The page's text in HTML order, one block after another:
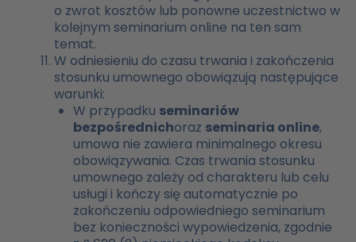
o zwrot kosztów lub ponowne uczestnictwo w
kolejnym seminarium online na ten sam
temat.
W odniesieniu do czasu trwania i zakończenia
stosunku umownego obowiązują następujące
warunki:
W przypadku seminariów
bezpośrednichoraz seminaria online,
umowa nie zawiera minimalnego okresu
obowiązywania. Czas trwania stosunku
umownego zależy od charakteru lub celu
usługi i kończy się automatycznie po
zakończeniu odpowiedniego seminarium
bez konieczności wypowiedzenia, zgodnie